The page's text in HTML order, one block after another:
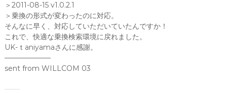
＞2011-08-15 v1.0.2.1
＞乗換の形式が変わったのに対応。
そんなに早く、対応していただいていたんですか！
これで、快適な乗換検索環境に戻れました。
UK-ｔaniyamaさんに感謝。
——————–
sent from WILLCOM 03